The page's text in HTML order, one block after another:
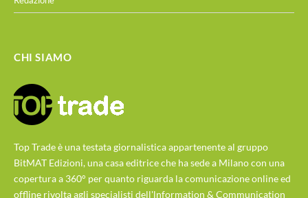
CHI SIAMO
Top Trade è una testata giornalistica appartenente al gruppo
BitMAT Edizioni, una casa editrice che ha sede a Milano con una
copertura a 360° per quanto riguarda la comunicazione online ed
offline rivolta agli specialisti dell'lnformation & Communication